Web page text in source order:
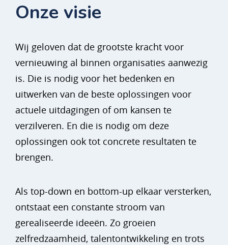
Onze visie
Wij geloven dat de grootste kracht voor
vernieuwing al binnen organisaties aanwezig
is. Die is nodig voor het bedenken en
uitwerken van de beste oplossingen voor
actuele uitdagingen of om kansen te
verzilveren. En die is nodig om deze
oplossingen ook tot concrete resultaten te
brengen.
Als top-down en bottom-up elkaar versterken,
ontstaat een constante stroom van
gerealiseerde ideeën. Zo groeien
zelfredzaamheid, talentontwikkeling en trots